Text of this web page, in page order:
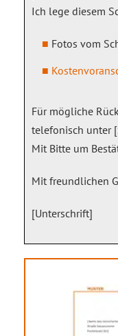
Ich lege diesem
Fotos vom
Für mögliche
telefonisch unter
Mit Bitte um
Mit freundlichen
[Unterschrift]